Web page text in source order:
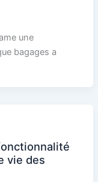
une
bagages a
vie des